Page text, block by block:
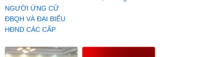
NGƯỜI ỨNG CỬ
ĐBQH VÀ ĐẠI BIỂU
HĐND CÁC CẤP